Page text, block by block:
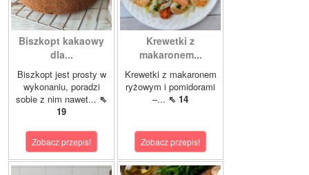
Biszkopt kakaowy
dla...
Biszkopt jest prosty w
wykonaniu, poradzi
sobie z nim nawet... ⇖
19
Zobacz przepis!
Krewetki z
makaronem...
Krewetki z makaronem
ryżowym i pomidorami
–... ⇖ 14
Zobacz przepis!